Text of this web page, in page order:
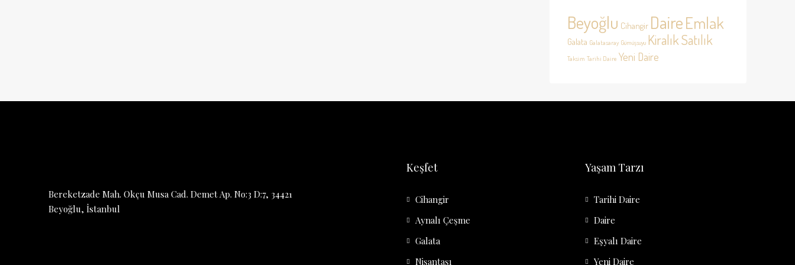
Beyoğlu Cihangir DaireEmlak
Galata Galatasaray Gümüşsuyu KiralıkSatılık
Taksim Tarihi Daire Yeni Daire
Bereketzade Mah. Okçu Musa Cad. Demet Ap. No:3 D:7, 34421
Beyoğlu, İstanbul
Keşfet
Cihangir
Aynalı Çeşme
Galata
Nişantaşı
Yaşam Tarzı
Tarihi Daire
Daire
Eşyalı Daire
Yeni Daire